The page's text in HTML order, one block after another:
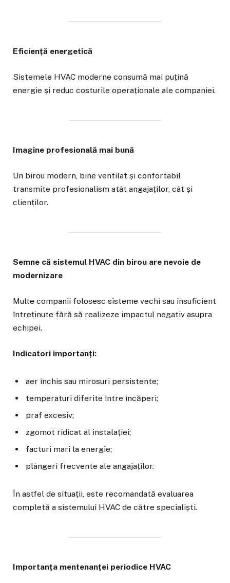
Eficiență energetică
Sistemele HVAC moderne consumă mai puțină
energie și reduc costurile operaționale ale companiei.
Imagine profesională mai bună
Un birou modern, bine ventilat și confortabil
transmite profesionalism atât angajaților, cât și
clienților.
Semne că sistemul HVAC din birou are nevoie de
modernizare
Multe companii folosesc sisteme vechi sau insuficient
întreținute fără să realizeze impactul negativ asupra
echipei.
Indicatori importanți:
aer închis sau mirosuri persistente;
temperaturi diferite între încăperi;
praf excesiv;
zgomot ridicat al instalației;
facturi mari la energie;
plângeri frecvente ale angajaților.
În astfel de situații, este recomandată evaluarea
completă a sistemului HVAC de către specialiști.
Importanța mentenanței periodice HVAC